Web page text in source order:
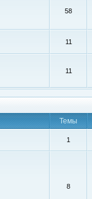
58
11
11
Темы
1
8